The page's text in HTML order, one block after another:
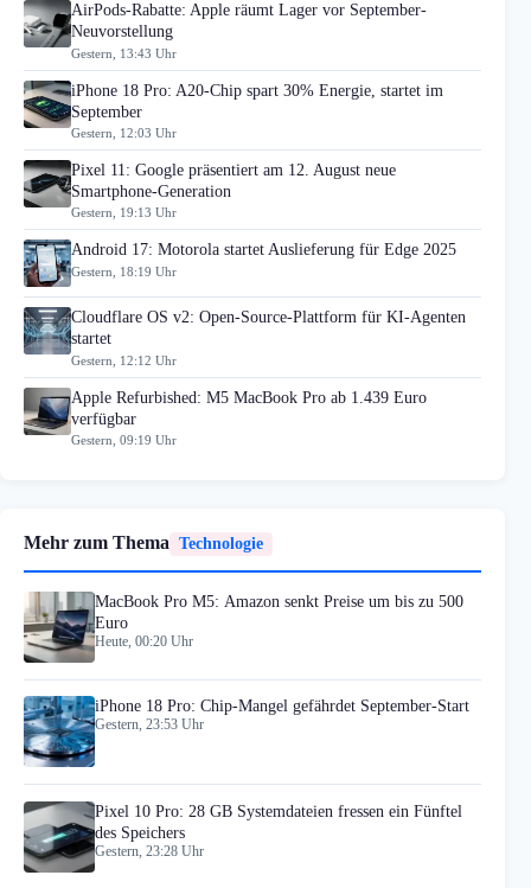
AirPods-Rabatte: Apple räumt Lager vor September-
Neuvorstellung
Gestern, 13:43 Uhr
iPhone 18 Pro: A20-Chip spart 30% Energie, startet im
September
Gestern, 12:03 Uhr
Pixel 11: Google präsentiert am 12. August neue
Smartphone-Generation
Gestern, 19:13 Uhr
Android 17: Motorola startet Auslieferung für Edge 2025
Gestern, 18:19 Uhr
Cloudflare OS v2: Open-Source-Plattform für KI-Agenten
startet
Gestern, 12:12 Uhr
Apple Refurbished: M5 MacBook Pro ab 1.439 Euro
verfügbar
Gestern, 09:19 Uhr
Mehr zum Thema Technologie
MacBook Pro M5: Amazon senkt Preise um bis zu 500
Euro
Heute, 00:20 Uhr
iPhone 18 Pro: Chip-Mangel gefährdet September-Start
Gestern, 23:53 Uhr
Pixel 10 Pro: 28 GB Systemdateien fressen ein Fünftel
des Speichers
Gestern, 23:28 Uhr